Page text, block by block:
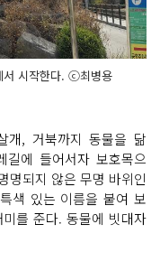
서 시작한다. ⓒ최병용
개, 거북까지 동물을 닮
에 들어서자 보호목으
명되지 않은 무명 바위인
색 있는 이름을 붙여 보
를 준다. 동물에 빗대자